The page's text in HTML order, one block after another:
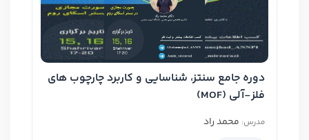
دوره جامع سنتز، شناسایی و کاربرد چارچوب های
فلز-آلی (MOF)
مدرس: محمد راد